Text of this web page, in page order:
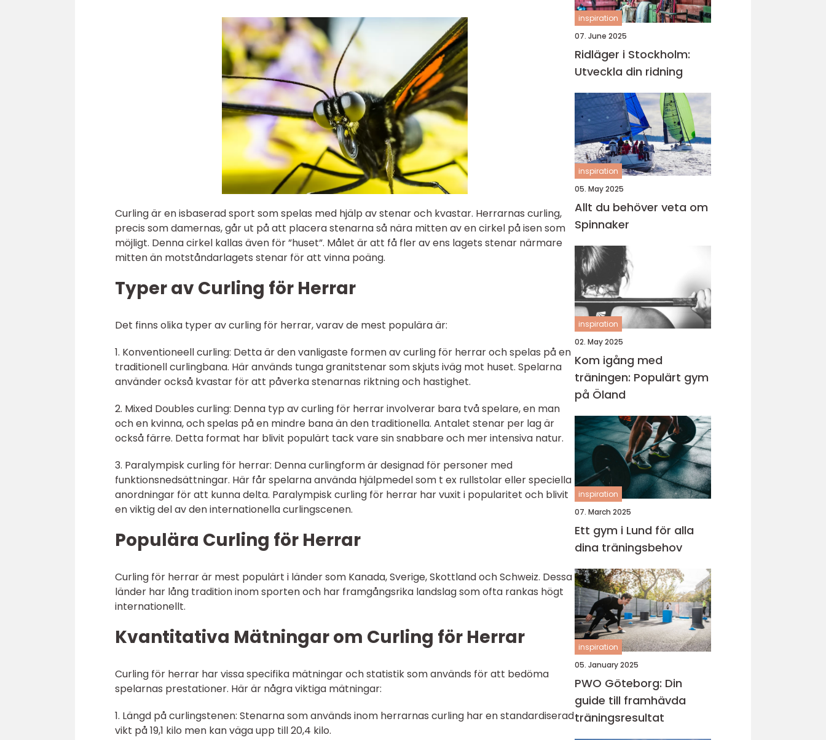
Curling är en isbaserad sport som spelas med hjälp av stenar och kvastar. Herrarnas curling,
precis som damernas, går ut på att placera stenarna så nära mitten av en cirkel på isen som
möjligt. Denna cirkel kallas även för ”huset”. Målet är att få fler av ens lagets stenar närmare
mitten än motståndarlagets stenar för att vinna poäng.
Typer av Curling för Herrar
Det finns olika typer av curling för herrar, varav de mest populära är:
1. Konventioneell curling: Detta är den vanligaste formen av curling för herrar och spelas på en
traditionell curlingbana. Här används tunga granitstenar som skjuts iväg mot huset. Spelarna
använder också kvastar för att påverka stenarnas riktning och hastighet.
2. Mixed Doubles curling: Denna typ av curling för herrar involverar bara två spelare, en man
och en kvinna, och spelas på en mindre bana än den traditionella. Antalet stenar per lag är
också färre. Detta format har blivit populärt tack vare sin snabbare och mer intensiva natur.
3. Paralympisk curling för herrar: Denna curlingform är designad för personer med
funktionsnedsättningar. Här får spelarna använda hjälpmedel som t ex rullstolar eller speciella
anordningar för att kunna delta. Paralympisk curling för herrar har vuxit i popularitet och blivit
en viktig del av den internationella curlingscenen.
Populära Curling för Herrar
Curling för herrar är mest populärt i länder som Kanada, Sverige, Skottland och Schweiz. Dessa
länder har lång tradition inom sporten och har framgångsrika landslag som ofta rankas högt
internationellt.
Kvantitativa Mätningar om Curling för Herrar
Curling för herrar har vissa specifika mätningar och statistik som används för att bedöma
spelarnas prestationer. Här är några viktiga mätningar:
1. Längd på curlingstenen: Stenarna som används inom herrarnas curling har en standardiserad
vikt på 19,1 kilo men kan väga upp till 20,4 kilo.
inspiration
07. June 2025
Ridläger i Stockholm:
Utveckla din ridning
inspiration
05. May 2025
Allt du behöver veta om
Spinnaker
inspiration
02. May 2025
Kom igång med
träningen: Populärt gym
på Öland
inspiration
07. March 2025
Ett gym i Lund för alla
dina träningsbehov
inspiration
05. January 2025
PWO Göteborg: Din
guide till framhävda
träningsresultat